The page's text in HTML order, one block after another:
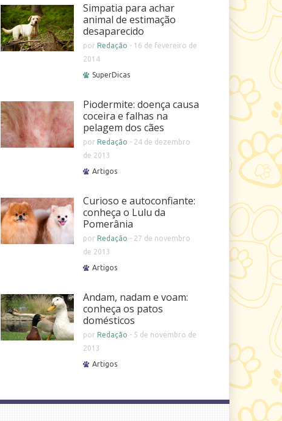
Simpatia para achar
animal de estimação
desaparecido
porRedação - 16 de fevereiro de
2014
SuperDicas
Piodermite: doença causa
coceira e falhas na
pelagem dos cães
porRedação - 24 de dezembro
de 2013
Artigos
Curioso e autoconfiante:
conheça o Lulu da
Pomerânia
porRedação - 27 de novembro
de 2013
Artigos
Andam, nadam e voam:
conheça os patos
domésticos
porRedação - 5 de novembro de
2013
Artigos